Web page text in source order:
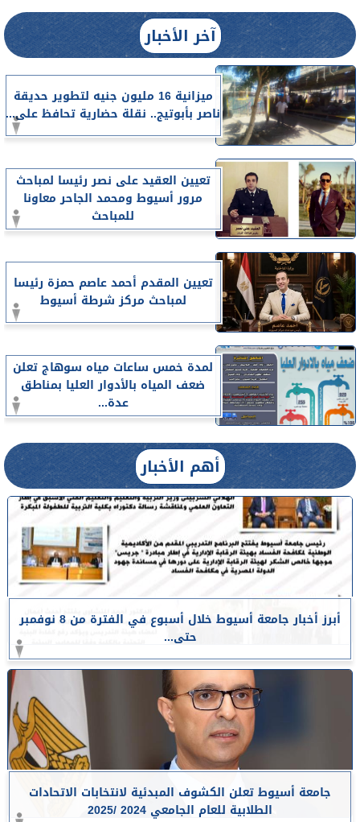
آخر الأخبار
ميزانية 16 مليون جنيه لتطوير حديقة
ناصر بأبوتيج.. نقلة حضارية تحافظ على...
تعيين العقيد على نصر رئيسا لمباحث
مرور أسيوط ومحمد الجاحر معاونا
للمباحث
تعيين المقدم أحمد عاصم حمزة رئيسا
لمباحث مركز شرطة أسيوط
لمدة خمس ساعات مياه سوهاج تعلن
ضعف المياه بالأدوار العليا بمناطق
عدة...
أهم الأخبار
أبرز أخبار جامعة أسيوط خلال أسبوع في الفترة من 8 نوفمبر
حتى...
جامعة أسيوط تعلن الكشوف المبدئية لانتخابات الاتحادات
الطلابية للعام الجامعي 2024 /2025